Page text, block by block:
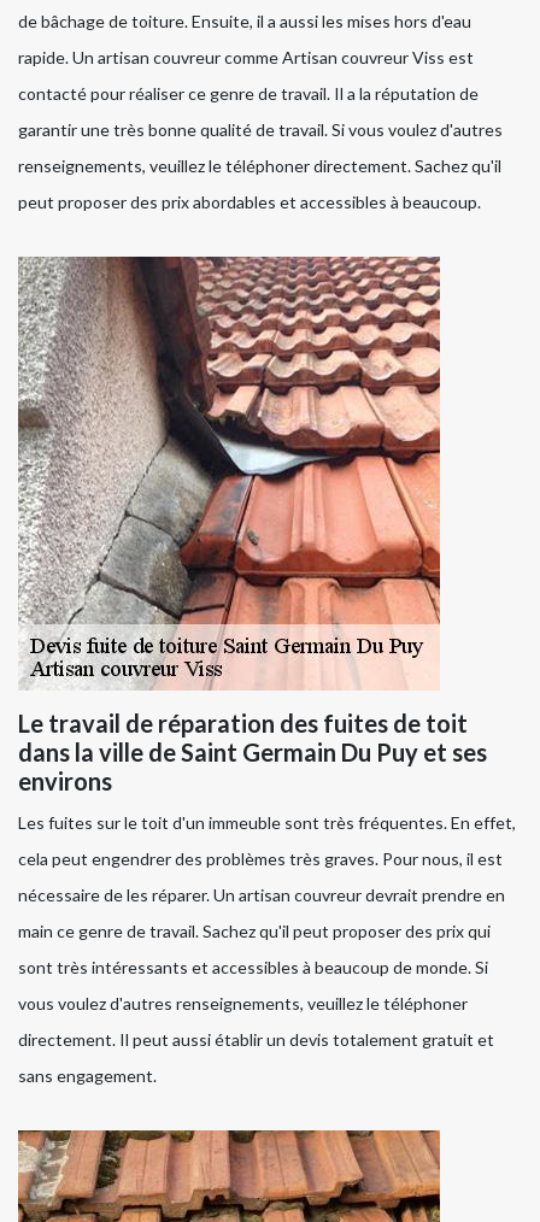
de bâchage de toiture. Ensuite, il a aussi les mises hors d'eau
rapide. Un artisan couvreur comme Artisan couvreur Viss est
contacté pour réaliser ce genre de travail. Il a la réputation de
garantir une très bonne qualité de travail. Si vous voulez d'autres
renseignements, veuillez le téléphoner directement. Sachez qu'il
peut proposer des prix abordables et accessibles à beaucoup.
Le travail de réparation des fuites de toit
dans la ville de Saint Germain Du Puy et ses
environs
Les fuites sur le toit d'un immeuble sont très fréquentes. En effet,
cela peut engendrer des problèmes très graves. Pour nous, il est
nécessaire de les réparer. Un artisan couvreur devrait prendre en
main ce genre de travail. Sachez qu'il peut proposer des prix qui
sont très intéressants et accessibles à beaucoup de monde. Si
vous voulez d'autres renseignements, veuillez le téléphoner
directement. Il peut aussi établir un devis totalement gratuit et
sans engagement.